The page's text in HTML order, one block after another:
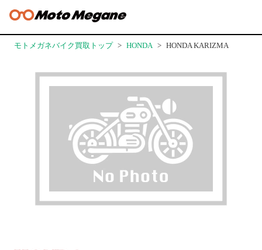
モトメガネバイク買取トップ HONDA HONDA KARIZMA